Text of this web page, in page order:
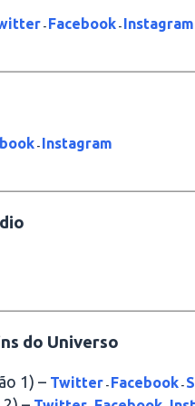
- Facebook - Instagram
- Instagram
do Universo
1) – Twitter - Facebook -